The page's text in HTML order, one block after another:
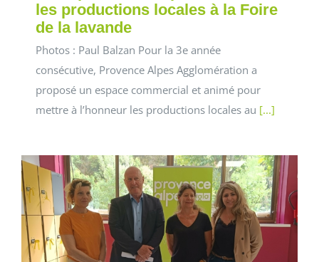
les productions locales à la Foire
de la lavande
Photos : Paul Balzan Pour la 3e année
consécutive, Provence Alpes Agglomération a
proposé un espace commercial et animé pour
mettre à l’honneur les productions locales au [...]